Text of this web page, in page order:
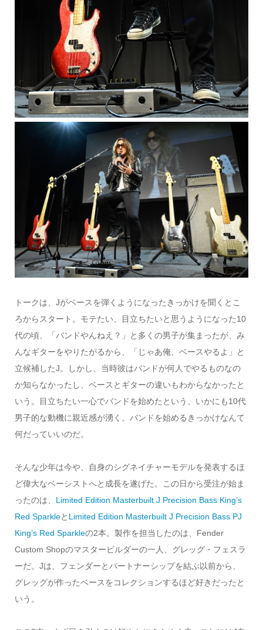
トークは、Jがベースを弾くようになったきっかけを聞くとこ
ろからスタート。モテたい、目立ちたいと思うようになった10
代の頃、「バンドやんねえ？」と多くの男子が集まったが、み
んなギターをやりたがるから、「じゃあ俺、ベースやるよ」と
立候補したJ。しかし、当時彼はバンドが何人でやるものなの
か知らなかったし、ベースとギターの違いもわからなかったと
いう。目立ちたい一心でバンドを始めたという、いかにも10代
男子的な動機に親近感が湧く。バンドを始めるきっかけなんて
何だっていいのだ。
そんな少年は今や、自身のシグネイチャーモデルを発表するほ
ど偉大なベーシストへと成長を遂げた。この日から受注が始ま
ったのは、 Limited Edition Masterbuilt J Precision Bass King’s
Red Sparkleと Limited Edition Masterbuilt J Precision Bass PJ
King’s Red Sparkleの2本。製作を担当したのは、Fender
Custom Shopのマスタービルダーの一人、グレッグ・フェスラ
ーだ。Jは、フェンダーとパートナーシップを結ぶ以前から、
グレッグが作ったベースをコレクションするほど好きだったと
いう。